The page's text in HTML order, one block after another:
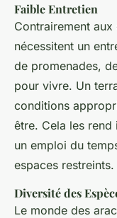
Faible Entretien
Contrairement
nécessitent un
de promenades,
pour vivre. Un
conditions
être. Cela les rend
un emploi du
espaces restreints.
Diversité des
Le monde des